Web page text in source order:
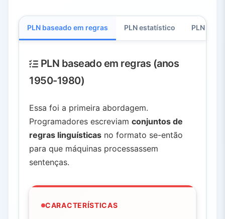
PLN baseado em regras PLN estatístico PLN com
PLN baseado em regras (anos
1950-1980)
Essa foi a primeira abordagem.
Programadores escreviam conjuntos de
regras linguísticas no formato se-então
para que máquinas processassem
sentenças.
CARACTERÍSTICAS